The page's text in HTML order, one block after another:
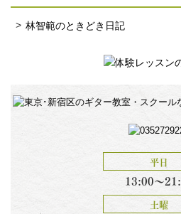
林智範のときどき日記
平日
13:00～
土曜